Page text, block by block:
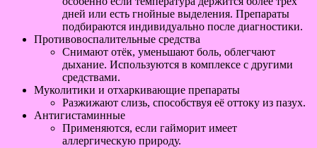
дней или есть гнойные выделения. Препараты
подбираются индивидуально после диагностики.
Противовоспалительные средства
Снимают отёк, уменьшают боль, облегчают
дыхание. Используются в комплексе с другими
средствами.
Муколитики и отхаркивающие препараты
Разжижают слизь, способствуя её оттоку из пазух.
Антигистаминные
Применяются, если гайморит имеет
аллергическую природу.